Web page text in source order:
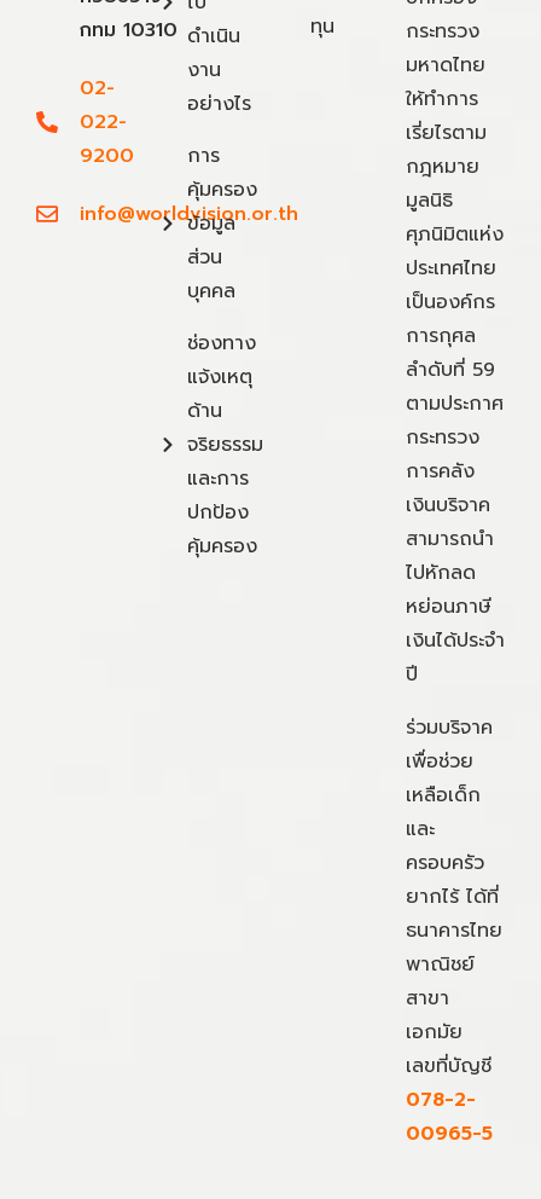
กทม 10310
02-
022-
9200
info@worldvision.or.th
ดำเนิน
งาน
อย่างไร
การ
คุ้มครอง
ข้อมูล
ส่วน
บุคคล
ช่องทาง
แจ้งเหตุ
ด้าน
จริยธรรม
และการ
ปกป้อง
คุ้มครอง
ทุน
กระทรวง
มหาดไทย
ให้ทำการ
เรี่ยไรตาม
กฎหมาย
มูลนิธิ
ศุภนิมิตแห่ง
ประเทศไทย
เป็นองค์กร
การกุศล
ลำดับที่ 59
ตามประกาศ
กระทรวง
การคลัง
เงินบริจาค
สามารถนำ
ไปหักลด
หย่อนภาษี
เงินได้ประจำ
ปี
ร่วมบริจาค
เพื่อช่วย
เหลือเด็ก
และ
ครอบครัว
ยากไร้ ได้ที่
ธนาคารไทย
พาณิชย์
สาขา
เอกมัย
เลขที่บัญชี
078-2-
00965-5